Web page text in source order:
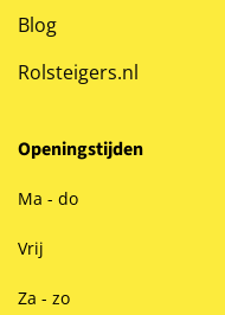
Blog
Rolsteigers.nl
Openingstijden
Ma - do
Vrij
Za - zo